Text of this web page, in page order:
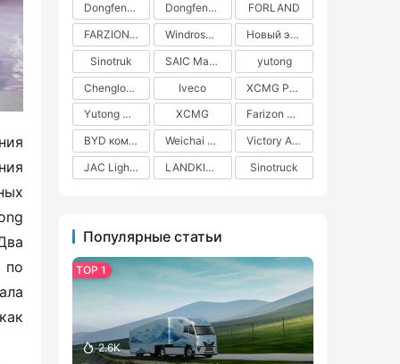
по
Dongfeng Commercial Vehicles
Dongfeng Liuzhou Motor
FORLAND
FARZION AUTO
Windrose Technology
Новый энергетический грузовик
Sinotruk
SAIC Maxus
yutong
Chenglong H5
Iveco
XCMG Pure Electric Heavy Truck
Yutong Heavy Truck
XCMG
Farizon New Energy
BYD коммерческие автомобили на новых источниках энергии
Weichai Power
Victory Auto
JAC Light Truck
LANDKING Sinotruck
Популярные статьи
2.6K